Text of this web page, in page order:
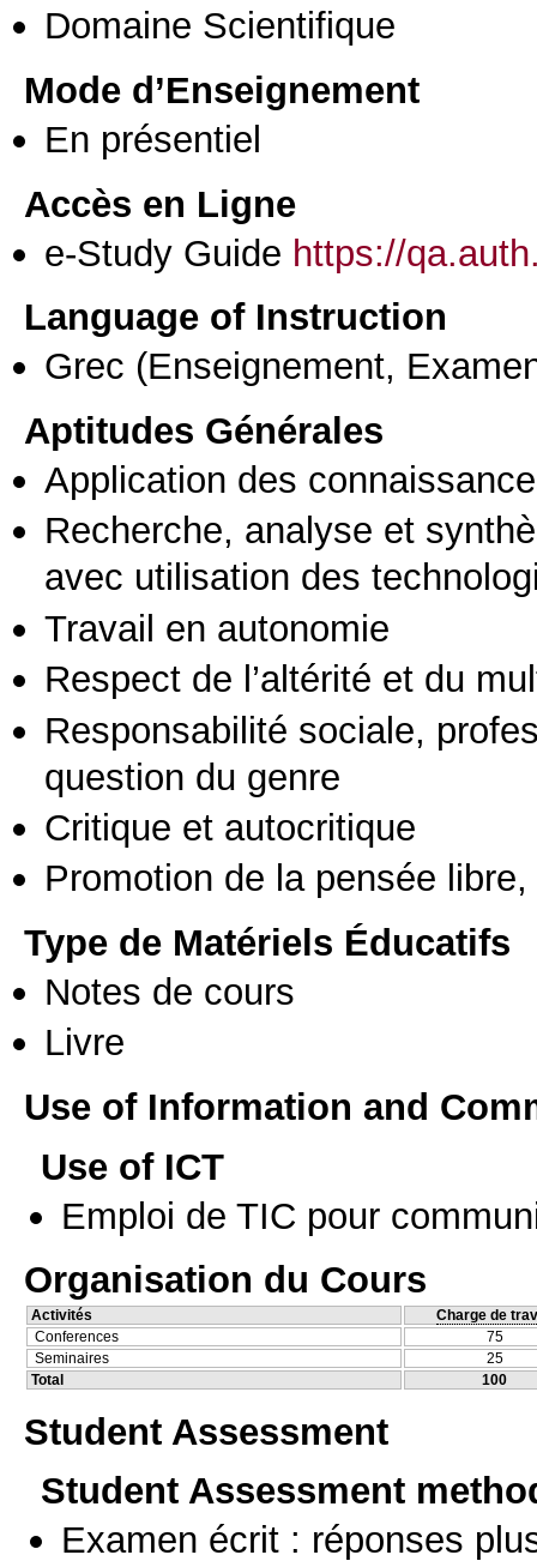
Domaine Scientifique
Mode d’Enseignement
En présentiel
Accès en Ligne
e-Study Guide https://
Language of Instruction
Grec (Enseignement,
Aptitudes Générales
Application des
Recherche, analyse et
avec utilisation des
Travail en autonomie
Respect de l’altérité et du
Responsabilité sociale,
question du genre
Critique et autocritique
Promotion de la pensée
Type de Matériels Éducatifs
Notes de cours
Livre
Use of Information and
Use of ICT
Emploi de TIC pour
Organisation du Cours
Activités
Charge de
Conferences
75
Seminaires
25
Total
100
Student Assessment
Student Assessment
Examen écrit : réponses